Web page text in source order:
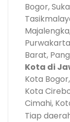
Bogor,
Barat,
Kota di
Kota
Kota
Cimahi,
Tiap